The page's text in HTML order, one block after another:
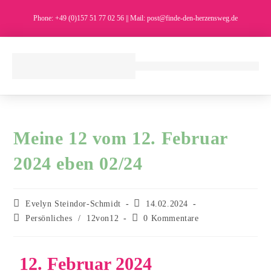
Phone: +49 (0)157 51 77 02 56 || Mail: post@finde-den-herzensweg.de
Meine 12 vom 12. Februar
2024 eben 02/24
Evelyn Steindor-Schmidt
14.02.2024
Persönliches
/ 12von12 0 Kommentare
12. Februar 2024